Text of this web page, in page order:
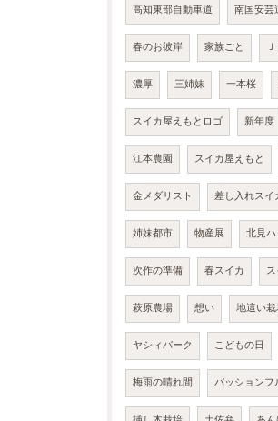
高知東部自動車道 南国安芸
春のお彼岸 家族ごと
濃厚 三姉妹 一本桜
スイカ屋えもとロゴ 新年度
江本農園 スイカ屋えもと
金メダリスト 差し入れスイ
姉妹都市 物産展 北見
次作の準備 春スイカ
萩原農場 想い 地這い
ヤシィパーク こどもの日
梅雨の晴れ間 パッションフ